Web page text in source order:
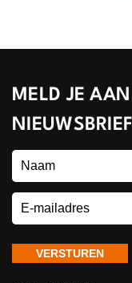
MELD JE
NIEUWSBRIEF